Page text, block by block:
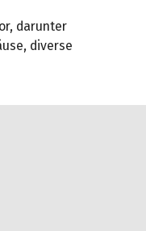
darunter
diverse